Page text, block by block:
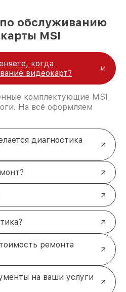
обслуживанию
MSI
когда
видеокарт?
комплектующие MSI
На всё оформляем
диагностика
ремонта
на ваши услуги